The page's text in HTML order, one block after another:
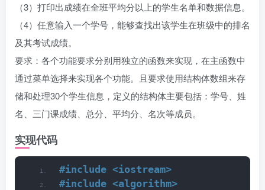
（3）打印出成绩在全班平均分以上的学生名单和数据信息。
（4）任意输入一个学号，能够查找出该学生在班级中的排名
及其考试成绩。
要求：各个功能要求分别用独立的函数来实现，在主函数中
通过菜单选择来实现各个功能。且要求使用结构体数组来存
储和处理30个学生信息，定义的结构体主要包括：学号、姓
名、三门课成绩、总分、平均分、名次等成员。
实现代码
#include <iostream>
#include <algorithm>